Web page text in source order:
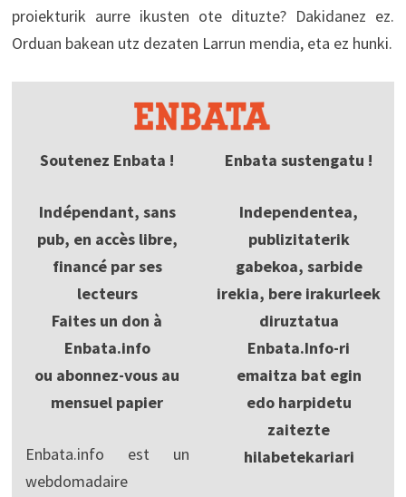
proiekturik aurre ikusten ote dituzte? Dakidanez ez.
Orduan bakean utz dezaten Larrun mendia, eta ez hunki.
Soutenez Enbata !
Indépendant, sans
pub, en accès libre,
financé par ses
lecteurs
Faites un don à
Enbata.info
ou abonnez-vous au
mensuel papier
Enbata.info est un
webdomadaire
Enbata sustengatu !
Independentea,
publizitaterik
gabekoa, sarbide
irekia, bere irakurleek
diruztatua
Enbata.Info-ri
emaitza bat egin
edo harpidetu
zaitezte
hilabetekariari